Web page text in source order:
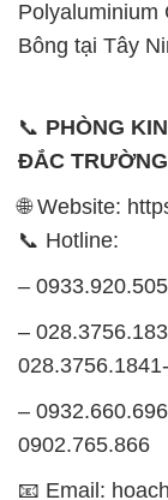
–
–
0902.765.866
📧 Email:
GIỜ LÀM
TRƯỜNG PHÁT
Thời gian làm
được tổ chức
Thứ 2 đến thứ
chiều: từ 12h30
Thứ 7: Buổi